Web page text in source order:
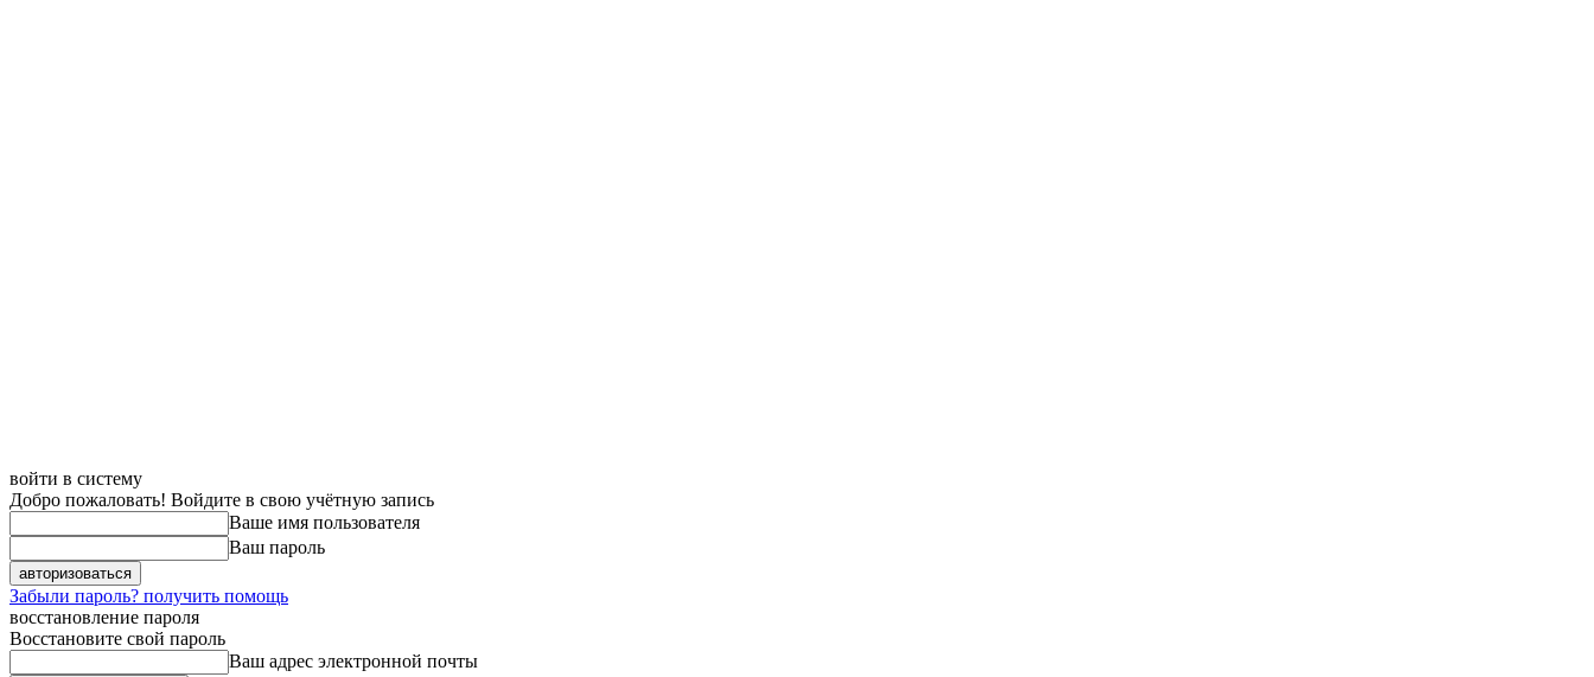
войти в систему
Добро пожаловать! Войдите в свою учётную запись
Ваше имя пользователя
Ваш пароль
Забыли пароль? получить помощь
восстановление пароля
Восстановите свой пароль
Ваш адрес электронной почты